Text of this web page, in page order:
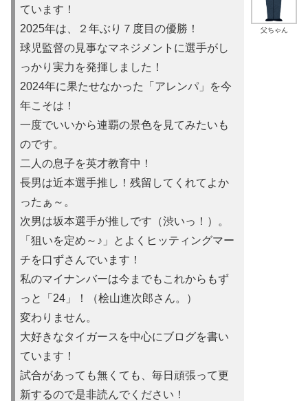
父ちゃん
ています！
2025年は、２年ぶり７度目の優勝！
球児監督の見事なマネジメントに選手がし
っかり実力を発揮しました！
2024年に果たせなかった「アレンパ」を今
年こそは！
一度でいいから連覇の景色を見てみたいも
のです。
二人の息子を英才教育中！
長男は近本選手推し！残留してくれてよか
ったぁ～。
次男は坂本選手が推しです（渋いっ！）。
「狙いを定め～♪」とよくヒッティングマー
チを口ずさんでいます！
私のマイナンバーは今までもこれからもず
っと「24」！（桧山進次郎さん。）
変わりません。
大好きなタイガースを中心にブログを書い
ています！
試合があっても無くても、毎日頑張って更
新するので是非読んでください！